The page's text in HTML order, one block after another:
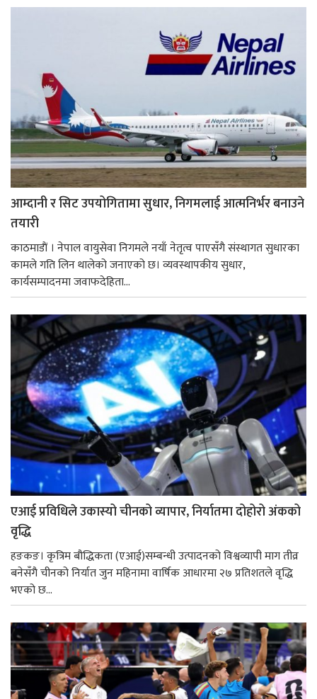
आम्दानी र सिट उपयोगितामा सुधार, निगमलाई आत्मनिर्भर बनाउने
तयारी
काठमाडाैं । नेपाल वायुसेवा निगमले नयाँ नेतृत्व पाएसँगै संस्थागत सुधारका
कामले गति लिन थालेको जनाएको छ। व्यवस्थापकीय सुधार,
कार्यसम्पादनमा जवाफदेहिता...
एआई प्रविधिले उकास्यो चीनको व्यापार, निर्यातमा दोहोरो अंकको
वृद्धि
हङकङ। कृत्रिम बौद्धिकता (एआई)सम्बन्धी उत्पादनको विश्वव्यापी माग तीव्र
बनेसँगै चीनको निर्यात जुन महिनामा वार्षिक आधारमा २७ प्रतिशतले वृद्धि
भएको छ...